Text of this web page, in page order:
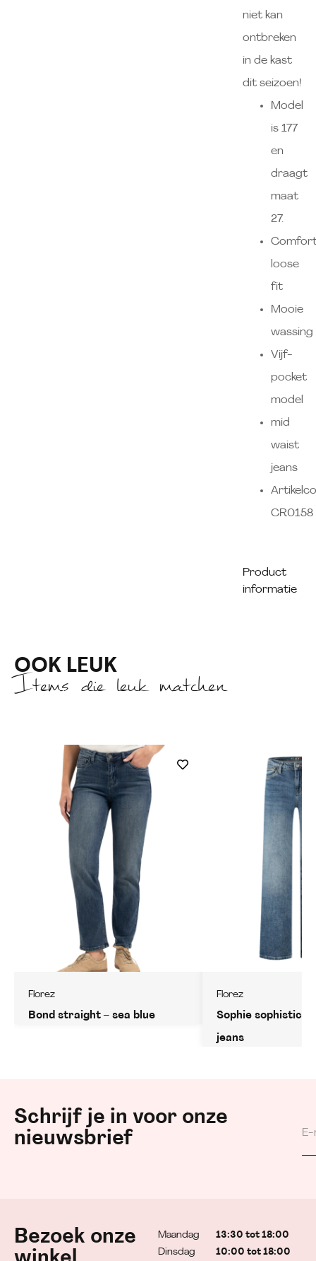
Product
informatie
niet kan
ontbreken
in de kast
dit seizoen!
Model
is 177
en
draagt
maat
27.
loose
fit
Mooie
wassing
Vijf-
pocket
model
mid
waist
jeans
CR0158
OOK LEUK
Items die leuk matchen
Florez
Bond straight – sea blue
Florez
Sophie
jeans
Schrijf je in voor onze
nieuwsbrief
Bezoek onze
Maandag
Dinsdag
13:30 tot 18:00
10:00 tot 18:00